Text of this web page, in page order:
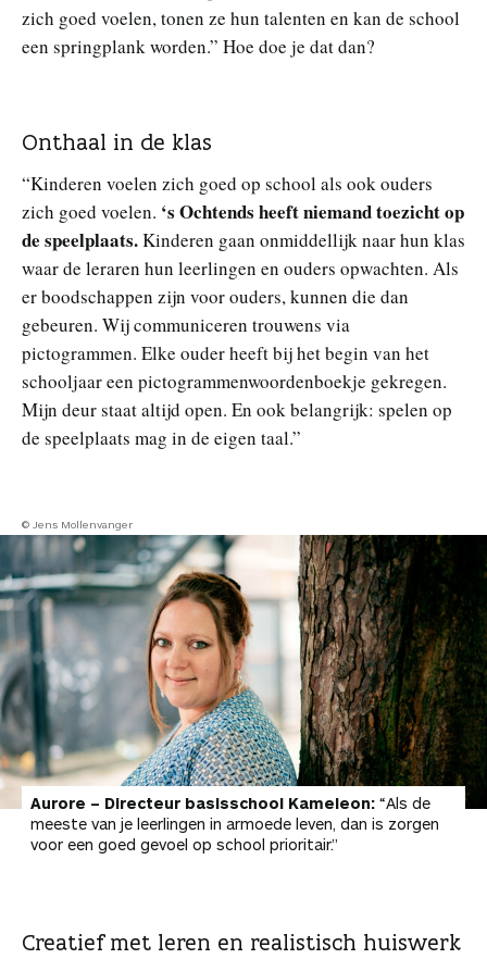
zich goed voelen, tonen ze hun talenten en kan de school
een springplank worden.” Hoe doe je dat dan?
Onthaal in de klas
“Kinderen voelen zich goed op school als ook ouders
zich goed voelen. ‘s Ochtends heeft niemand toezicht op
de speelplaats.Kinderen gaan onmiddellijk naar hun klas
waar de leraren hun leerlingen en ouders opwachten. Als
er boodschappen zijn voor ouders, kunnen die dan
gebeuren. Wij communiceren trouwens via
pictogrammen. Elke ouder heeft bij het begin van het
schooljaar een pictogrammenwoordenboekje gekregen.
Mijn deur staat altijd open. En ook belangrijk: spelen op
de speelplaats mag in de eigen taal.”
© Jens Mollenvanger
Aurore – Directeur basisschool Kameleon: “Als de
meeste van je leerlingen in armoede leven, dan is zorgen
voor een goed gevoel op school prioritair.”
Creatief met leren en realistisch huiswerk